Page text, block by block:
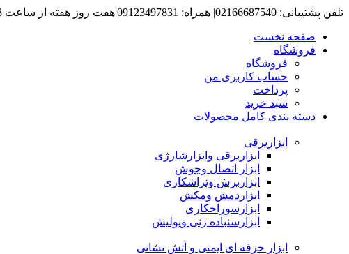
تلفن پشتیبانی: 02166687540| همراه: 09123497831|هفت روز هفته از ساعت 8 صبح تا 6 عصرپاسخگوی شما هستیم.
صفحه نخست
فروشگاه
فروشگاه
حساب کاربری من
پرداخت
سبد خرید
دسته بندی کامل محصولات
ابزاربرقی
ابزاربرقی وابزارشارژی
ابزار اتصال وجوش
ابزاربرش وتراشکاری
ابزاردمش ومکش
ابزارسوراخکاری
ابزارسنباده زنی وپولیش
ابزار حرفه ای ایمنی و آتش نشانی